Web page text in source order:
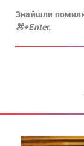
Знайшли
⌘+Enter.